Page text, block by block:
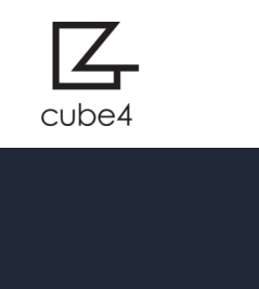
content